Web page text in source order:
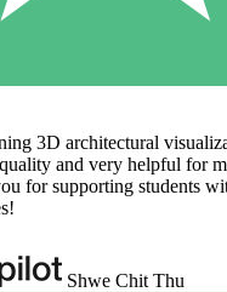
3D architectural
and very helpful for
for supporting students
Shwe Chit Thu